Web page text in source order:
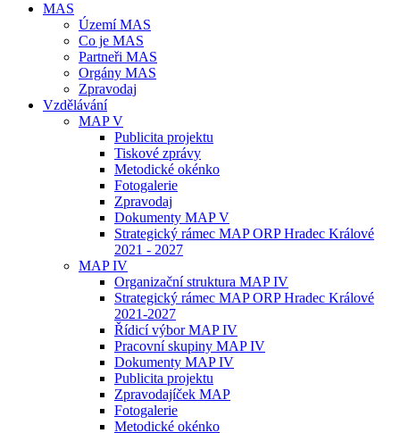
MAS
Území MAS
Co je MAS
Partneři MAS
Orgány MAS
Zpravodaj
Vzdělávání
MAP V
Publicita projektu
Tiskové zprávy
Metodické okénko
Fotogalerie
Zpravodaj
Dokumenty MAP V
Strategický rámec MAP ORP Hradec Králové
2021 - 2027
MAP IV
Organizační struktura MAP IV
Strategický rámec MAP ORP Hradec Králové
2021-2027
Řídicí výbor MAP IV
Pracovní skupiny MAP IV
Dokumenty MAP IV
Publicita projektu
Zpravodajíček MAP
Fotogalerie
Metodické okénko